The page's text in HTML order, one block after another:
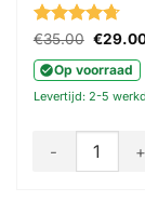
Gewaardeerd
€35.00
was:
€35.00.
€
Op voorraad
Levertijd: 2-5
Akudeco®